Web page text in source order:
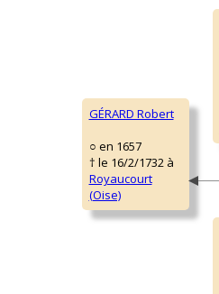
GÉRARD Robert
○ en 1657
† le 16/2/1732 à
Royaucourt
(Oise)